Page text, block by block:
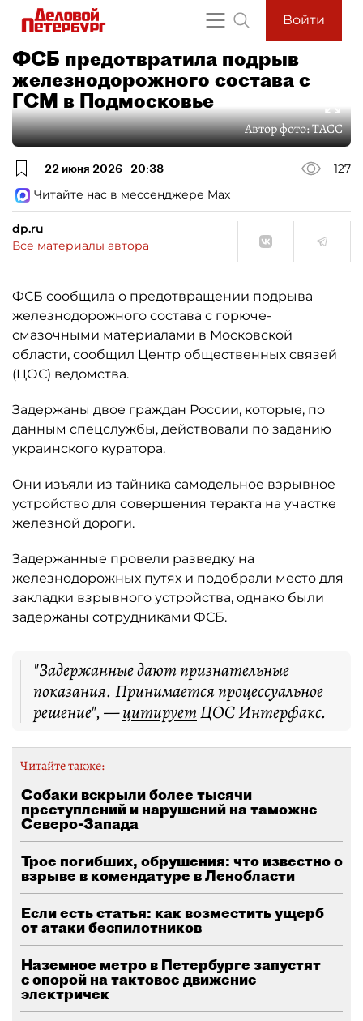
Войти
ФСБ предотвратила подрыв
железнодорожного состава с
ГСМ в Подмосковье
Автор фото:ТАСС
22 июня 2026 20:38
127
Читайте нас в мессенджере Max
dp.ru
Все материалы автора
ФСБ сообщила о предотвращении подрыва
железнодорожного состава с горюче-
смазочными материалами в Московской
области, сообщил Центр общественных связей
(ЦОС) ведомства.
Задержаны двое граждан России, которые, по
данным спецслужбы, действовали по заданию
украинского куратора.
Они изъяли из тайника самодельное взрывное
устройство для совершения теракта на участке
железной дороги.
Задержанные провели разведку на
железнодорожных путях и подобрали место для
закладки взрывного устройства, однако были
задержаны сотрудниками ФСБ.
"Задержанные дают признательные
показания. Принимается процессуальное
решение", —цитируетЦОС Интерфакс.
Читайте также:
Собаки вскрыли более тысячи
преступлений и нарушений на таможне
Северо-Запада
Трое погибших, обрушения: что известно о
взрыве в комендатуре в Ленобласти
Если есть статья: как возместить ущерб
от атаки беспилотников
Наземное метро в Петербурге запустят
с опорой на тактовое движение
электричек